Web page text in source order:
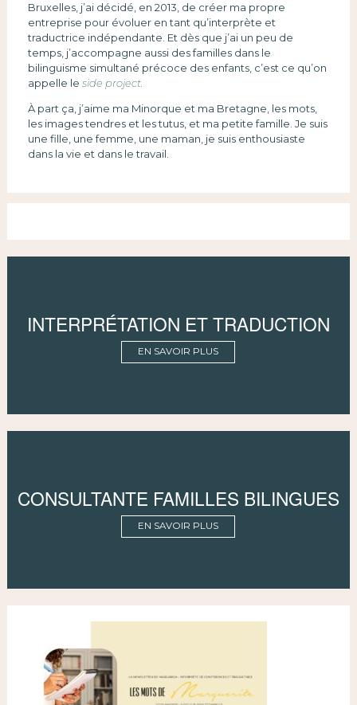
Bruxelles, j’ai décidé, en 2013, de créer ma propre
entreprise pour évoluer en tant qu’interprète et
traductrice indépendante. Et dès que j’ai un peu de
temps, j’accompagne aussi des familles dans le
bilinguisme simultané précoce des enfants, c’est ce qu’on
appelle le side project.
À part ça, j’aime ma Minorque et ma Bretagne, les mots,
les images tendres et les tutus, et ma petite famille. Je suis
une fille, une femme, une maman, je suis enthousiaste
dans la vie et dans le travail.
INTERPRÉTATION ET TRADUCTION
EN SAVOIR PLUS
CONSULTANTE FAMILLES BILINGUES
EN SAVOIR PLUS